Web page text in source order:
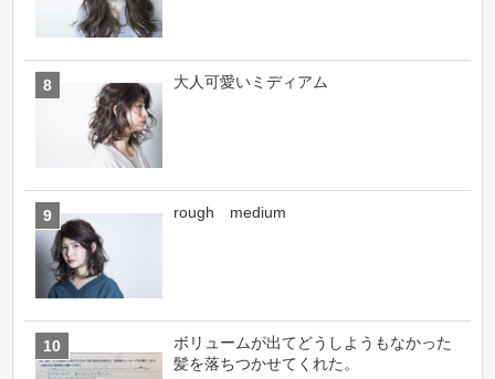
大人可愛いミディアム
rough medium
ボリュームが出てどうしようもなかった
髪を落ちつかせてくれた。